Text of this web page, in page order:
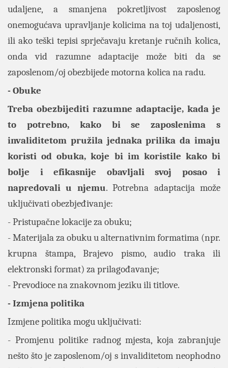
udaljene, a smanjena pokretljivost zaposlenog
onemogućava upravljanje kolicima na toj udaljenosti,
ili ako teški tepisi sprječavaju kretanje ručnih kolica,
onda vid razumne adaptacije može biti da se
zaposlenom/oj obezbijede motorna kolica na radu.
- Obuke
Treba obezbijediti razumne adaptacije, kada je
to potrebno, kako bi se zaposlenima s
invaliditetom pružila jednaka prilika da imaju
koristi od obuka, koje bi im koristile kako bi
bolje i efikasnije obavljali svoj posao i
napredovali u njemu. Potrebna adaptacija može
uključivati obezbjeđivanje:
- Pristupačne lokacije za obuku;
- Materijala za obuku u alternativnim formatima (npr.
krupna štampa, Brajevo pismo, audio traka ili
elektronski format) za prilagođavanje;
- Prevodioce na znakovnom jeziku ili titlove.
- Izmjena politika
Izmjene politika mogu uključivati:
- Promjenu politike radnog mjesta, koja zabranjuje
nešto što je zaposlenom/oj s invaliditetom neophodno